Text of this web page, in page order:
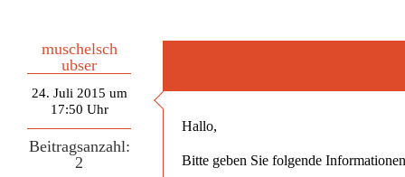
muschelsch
ubser
24. Juli 2015 um
17:50 Uhr
Beitragsanzahl:
2
Hallo,
Bitte geben Sie folgende